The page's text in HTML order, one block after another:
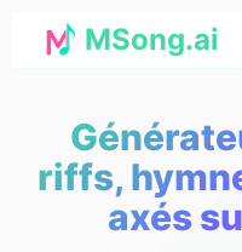
MSong.ai
riffs,
axés